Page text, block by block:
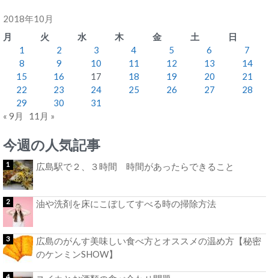
2018年10月
月
火 水 木 金 土
日
1
2 3 4 5 6
7
8
9 10 11 12 13
14
15
16 17 18 19 20
21
22
23 24 25 26 27
28
29
30
31
« 9月
11月 »
今週の人気記事
広島駅で２、３時間 時間があったらできること
油や洗剤を床にこぼしてすべる時の掃除方法
広島のがんす美味しい食べ方とオススメの温め方【秘密
のケンミンSHOW】